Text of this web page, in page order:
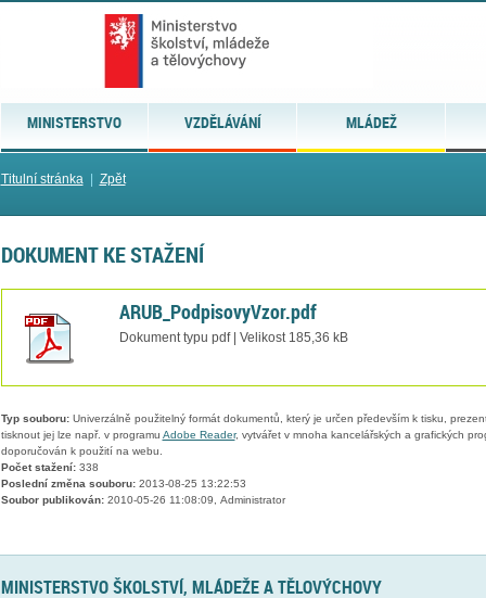
MINISTERSTVO VZDĚLÁVÁNÍ MLÁDEŽ
Titulní stránka| Zpět
DOKUMENT KE STAŽENÍ
ARUB_PodpisovyVzor.pdf
Dokument typu pdf | Velikost 185,36 kB
Typ souboru:Univerzálně použitelný formát dokumentů, který je určen především k tisku,
tisknout jej lze např. v programu Adobe Reader, vytvářet v mnoha kancelářských a grafických
doporučován k použití na webu.
Počet stažení:338
Poslední změna souboru:2013-08-25 13:22:53
Soubor publikován:2010-05-26 11:08:09, Administrator
MINISTERSTVO ŠKOLSTVÍ, MLÁDEŽE A TĚLOVÝCHOVY